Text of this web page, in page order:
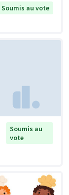
Soumis au vote
Soumis au
vote